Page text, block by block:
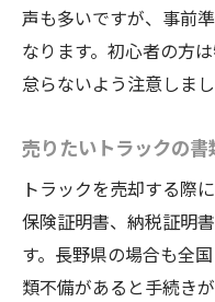
声も多いですが、事前
なります。初心者の方
怠らないよう注意しまし
売りたいトラックの
トラックを売却する際
保険証明書、納税証明
す。長野県の場合も全
類不備があると手続き